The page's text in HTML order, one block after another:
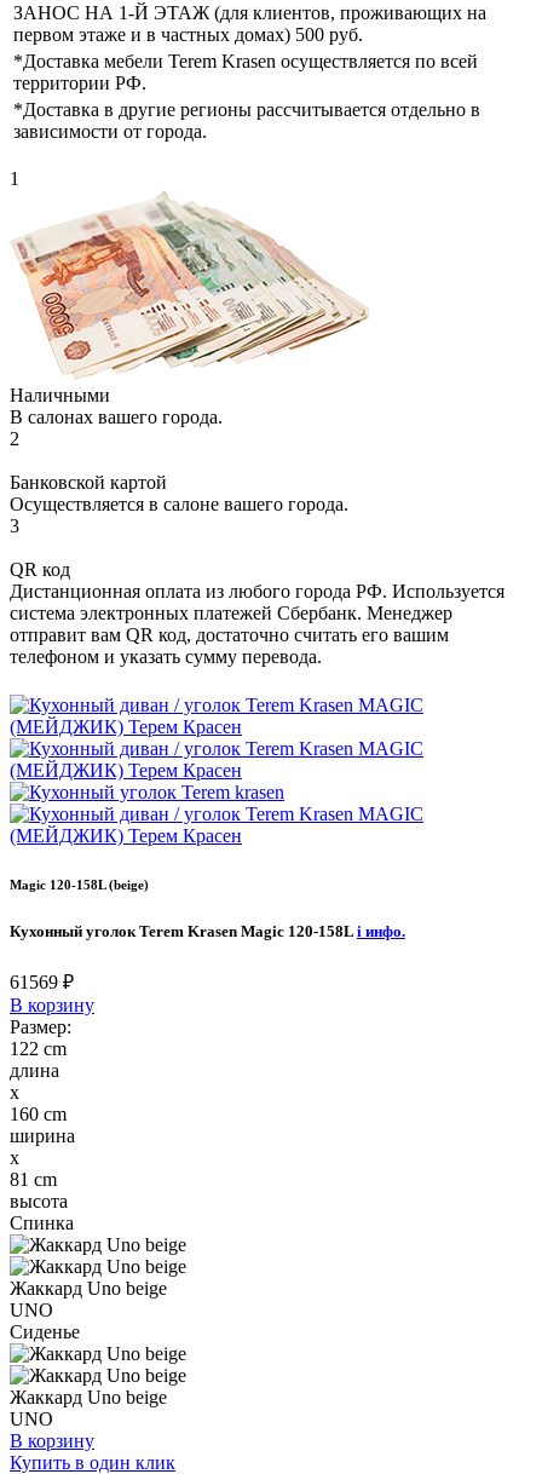
ЗАНОС НА 1-Й ЭТАЖ (для клиентов, проживающих на
первом этаже и в частных домах) 500 руб.
*Доставка мебели Terem Krasen осуществляется по всей
территории РФ.
*Доставка в другие регионы рассчитывается отдельно в
зависимости от города.
1
Наличными
В салонах вашего города.
2
Банковской картой
Осуществляется в салоне вашего города.
3
QR код
Дистанционная оплата из любого города РФ. Используется
система электронных платежей Сбербанк. Менеджер
отправит вам QR код, достаточно считать его вашим
телефоном и указать сумму перевода.
Magic 120-158L (beige)
Кухонный уголок Terem Krasen Magic 120-158L i инфо.
61569 ₽
В корзину
Размер:
122 cm
длина
x
160 cm
ширина
x
81 cm
высота
Спинка
Жаккард Uno beige
UNO
Сиденье
Жаккард Uno beige
UNO
В корзину
Купить в один клик